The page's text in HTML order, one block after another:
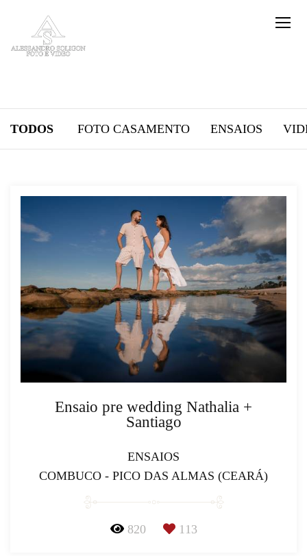
TODOS FOTO CASAMENTO ENSAIOS
Ensaio pre wedding Nathalia +
Santiago
ENSAIOS
COMBUCO - PICO DAS ALMAS (CEARÁ)
820 113